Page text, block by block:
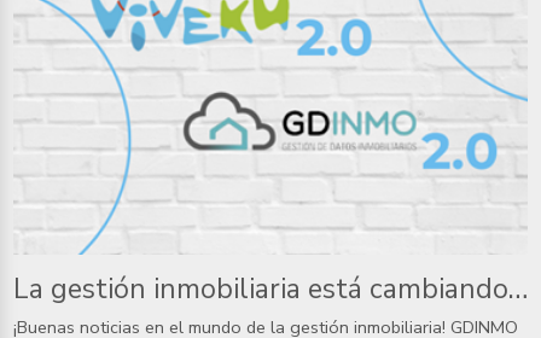
La gestión inmobiliaria está cambiando: Nuevas versiones de GDINMO y VIVEKU 2.0
¡Buenas noticias en el mundo de la gestión inmobiliaria! GDINMO